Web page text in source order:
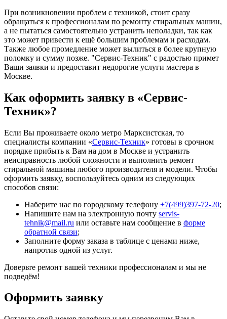
При возникновении проблем с техникой, стоит сразу
обращаться к профессионалам по ремонту стиральных машин,
а не пытаться самостоятельно устранить неполадки, так как
это может привести к ещё большим проблемам и расходам.
Также любое промедление может вылиться в более крупную
поломку и сумму позже. "Сервис-Техник" с радостью примет
Ваши заявки и предоставит недорогие услуги мастера в
Москве.
Как оформить заявку в «Сервис-
Техник»?
Если Вы проживаете около метро Марксистская, то
специалисты компании «Сервис-Техник» готовы в срочном
порядке прибыть к Вам на дом в Москве и устранить
неисправность любой сложности и выполнить ремонт
стиральной машины любого производителя и модели. Чтобы
оформить заявку, воспользуйтесь одним из следующих
способов связи:
Наберите нас по городскому телефону +7(499)397-72-20;
Напишите нам на электронную почту servis-
tehnik@mail.ru или оставьте нам сообщение в форме
обратной связи;
Заполните форму заказа в таблице с ценами ниже,
напротив одной из услуг.
Доверьте ремонт вашей техники профессионалам и мы не
подведём!
Оформить заявку